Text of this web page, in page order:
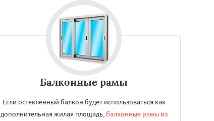
Балконные рамы
Если остекленный балкон будет использоваться как
дополнительная жилая площадь,балконные рамы из